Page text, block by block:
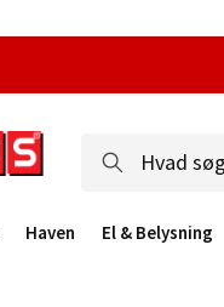
Haven El & Belysning